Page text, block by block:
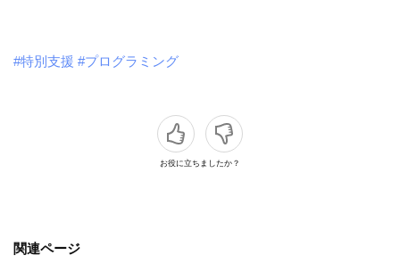
#特別支援 #プログラミング
お役に立ちましたか？
関連ページ